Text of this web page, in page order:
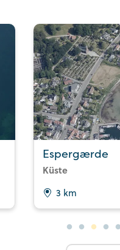
Espergærde
Küste
3 km